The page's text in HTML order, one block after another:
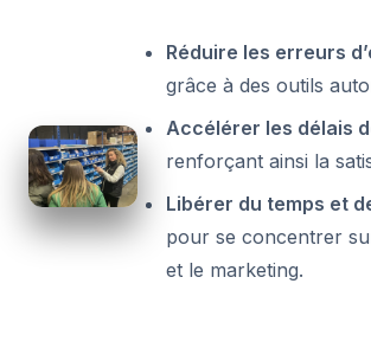
Réduire les erreurs
grâce à des outils
Accélérer les délais
renforçant ainsi la
Libérer du temps et
pour se concentrer
et le marketing.